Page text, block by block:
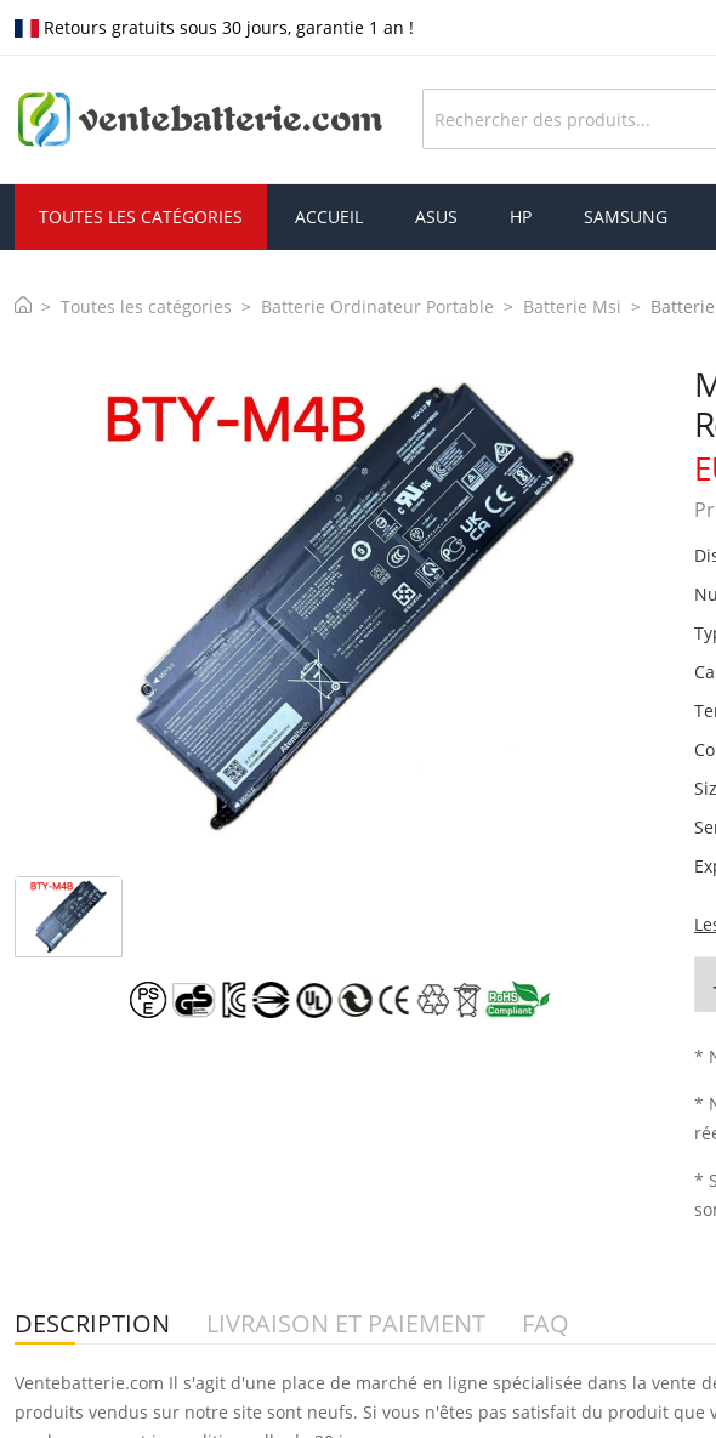
Retours gratuits sous 30 jours, garantie 1 an !
TOUTES LES CATÉGORIES ACCUEIL ASUS HP SAMSUNG
Toutes les catégories Batterie Ordinateur Portable Batterie Msi
*
*
*
DESCRIPTION LIVRAISON ET PAIEMENT FAQ
Ventebatterie.com Il s'agit d'une place de marché en ligne spécialisée dans la vente
produits vendus sur notre site sont neufs. Si vous n'êtes pas satisfait du produit que